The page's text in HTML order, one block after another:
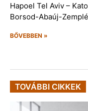
Hapoel Tel Aviv –
Borsod-Abaúj-
BŐVEBBEN »
TOVÁBBI CIKKEK